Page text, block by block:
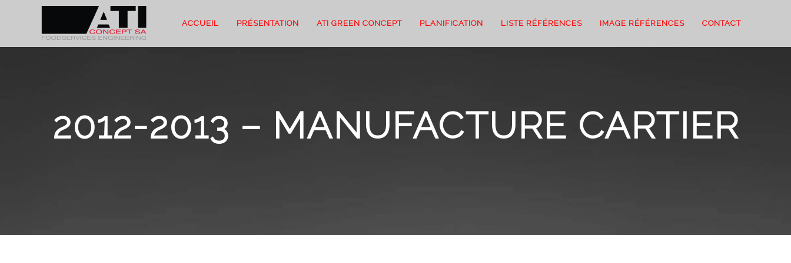
ACCUEIL PRÉSENTATION ATI GREEN CONCEPT PLANIFICATION LISTE RÉFÉRENCES IMAGE RÉFÉRENCES CONTACT
2012-2013 – MANUFACTURE CARTIER